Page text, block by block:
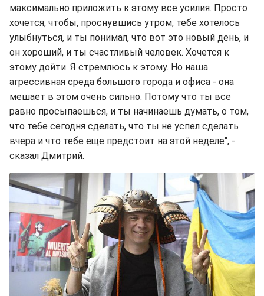
максимально приложить к этому все усилия. Просто
хочется, чтобы, проснувшись утром, тебе хотелось
улыбнуться, и ты понимал, что вот это новый день, и
он хороший, и ты счастливый человек. Хочется к
этому дойти. Я стремлюсь к этому. Но наша
агрессивная среда большого города и офиса - она
мешает в этом очень сильно. Потому что ты все
равно просыпаешься, и ты начинаешь думать, о том,
что тебе сегодня сделать, что ты не успел сделать
вчера и что тебе еще предстоит на этой неделе", -
сказал Дмитрий.